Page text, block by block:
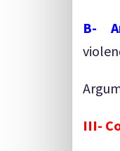
B-
III-